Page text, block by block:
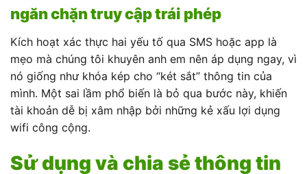
ngăn chặn truy cập trái phép
Kích hoạt xác thực hai yếu tố qua SMS hoặc app là
mẹo mà chúng tôi khuyên anh em nên áp dụng ngay, vì
nó giống như khóa kép cho “két sắt” thông tin của
mình. Một sai lầm phổ biến là bỏ qua bước này, khiến
tài khoản dễ bị xâm nhập bởi những kẻ xấu lợi dụng
wifi công cộng.
Sử dụng và chia sẻ thông tin